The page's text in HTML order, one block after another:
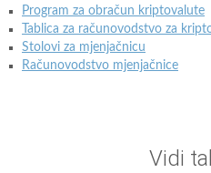
Program za obračun kriptovalute
Tablica za računovodstvo za
Stolovi za mjenjačnicu
Računovodstvo mjenjačnice
Vidi